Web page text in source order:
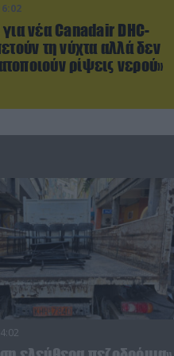
για νέα Canadair DHC-
τη νύχτα αλλά δεν
ρίψεις νερού»